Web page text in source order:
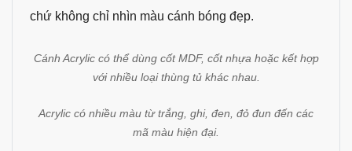
chứ không chỉ nhìn màu cánh bóng đẹp.
Cánh Acrylic có thể dùng cốt MDF, cốt nhựa hoặc kết hợp
với nhiều loại thùng tủ khác nhau.
Acrylic có nhiều màu từ trắng, ghi, đen, đỏ đun đến các
mã màu hiện đại.